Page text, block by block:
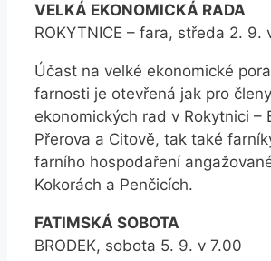
VELKÁ EKONOMICKÁ RADA
ROKYTNICE – fara, středa 2. 9.
Účast na velké ekonomické
farnosti je otevřená jak pro
ekonomických rad v Rokytnici –
Přerova a Citově, tak také
farního hospodaření
Kokorách a Penčicích.
FATIMSKÁ SOBOTA
BRODEK, sobota 5. 9. v 7.00